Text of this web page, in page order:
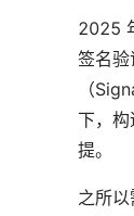
2025
签名
（
下，构
提。
之所